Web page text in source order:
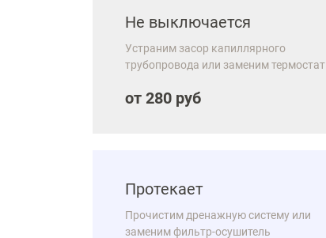
Не выключается
Устраним засор капиллярного
трубопровода или заменим термостат
от 280 руб
Протекает
Прочистим дренажную систему или
заменим фильтр-осушитель